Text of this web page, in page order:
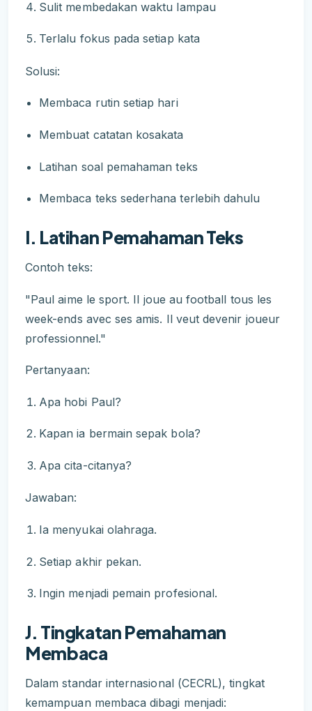
Sulit membedakan waktu lampau
Terlalu fokus pada setiap kata
Solusi:
Membaca rutin setiap hari
Membuat catatan kosakata
Latihan soal pemahaman teks
Membaca teks sederhana terlebih dahulu
I. Latihan Pemahaman Teks
Contoh teks:
"Paul aime le sport. Il joue au football tous les
week-ends avec ses amis. Il veut devenir joueur
professionnel."
Pertanyaan:
Apa hobi Paul?
Kapan ia bermain sepak bola?
Apa cita-citanya?
Jawaban:
Ia menyukai olahraga.
Setiap akhir pekan.
Ingin menjadi pemain profesional.
J. Tingkatan Pemahaman
Membaca
Dalam standar internasional (CECRL), tingkat
kemampuan membaca dibagi menjadi: